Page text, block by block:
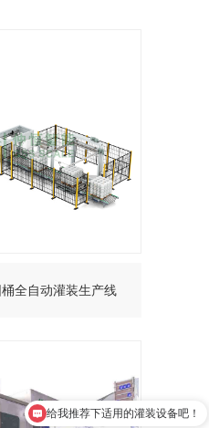
全自动灌装生产线
给我推荐下适用的灌装设备吧！
给我免费设计一份方案和报价吧！